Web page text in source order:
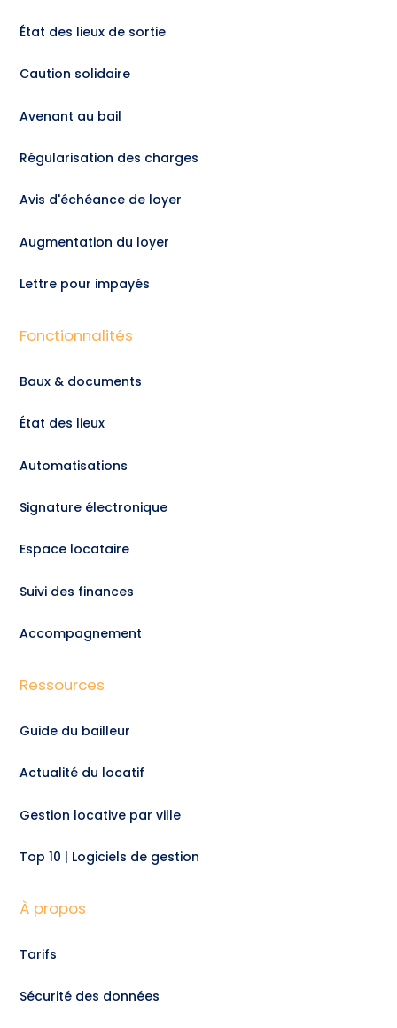
État des lieux de sortie
Caution solidaire
Avenant au bail
Régularisation des charges
Avis d'échéance de loyer
Augmentation du loyer
Lettre pour impayés
Fonctionnalités
Baux & documents
État des lieux
Automatisations
Signature électronique
Espace locataire
Suivi des finances
Accompagnement
Ressources
Guide du bailleur
Actualité du locatif
Gestion locative par ville
Top 10 | Logiciels de gestion
À propos
Tarifs
Sécurité des données